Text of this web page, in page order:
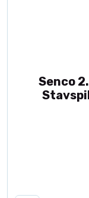
Senco